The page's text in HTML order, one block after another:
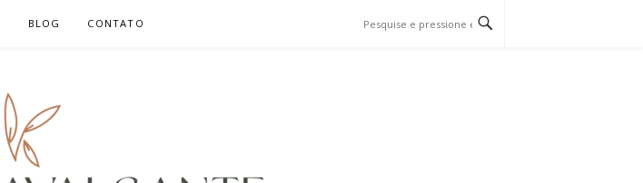
BLOG CONTATO